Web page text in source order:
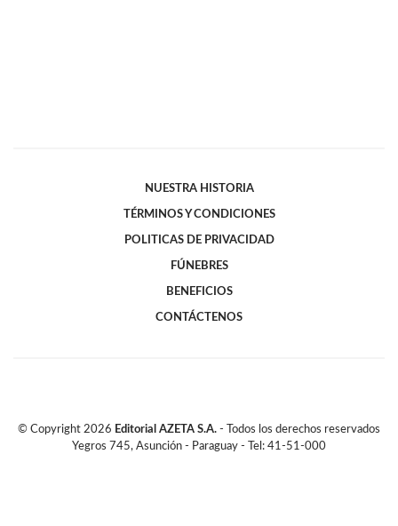
NUESTRA HISTORIA
TÉRMINOS Y CONDICIONES
POLITICAS DE PRIVACIDAD
FÚNEBRES
BENEFICIOS
CONTÁCTENOS
© Copyright 2026 Editorial AZETA S.A. - Todos los derechos reservados
Yegros 745, Asunción - Paraguay - Tel: 41-51-000